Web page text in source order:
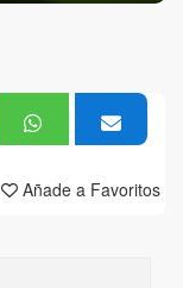
Añade a Favoritos